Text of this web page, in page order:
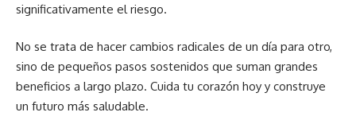
significativamente el riesgo.
No se trata de hacer cambios radicales de un día para otro,
sino de pequeños pasos sostenidos que suman grandes
beneficios a largo plazo. Cuida tu corazón hoy y construye
un futuro más saludable.